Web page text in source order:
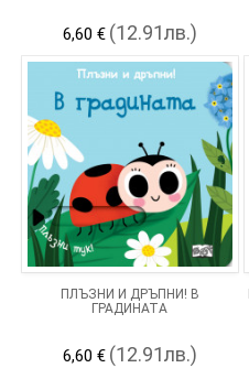
6,60 € (12.91лв.)
ПЛЪЗНИ И ДРЪПНИ! В
ГРАДИНАТА
6,60 € (12.91лв.)